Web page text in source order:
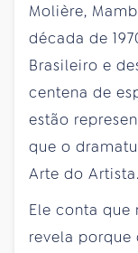
Molière,
década de
Brasileiro e
centena de
estão
que o
Arte do Artista.
Ele conta que
revela porque